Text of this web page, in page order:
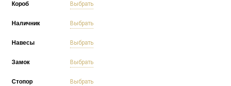
Короб Выбрать
Наличник Выбрать
Навесы Выбрать
Замок Выбрать
Стопор Выбрать